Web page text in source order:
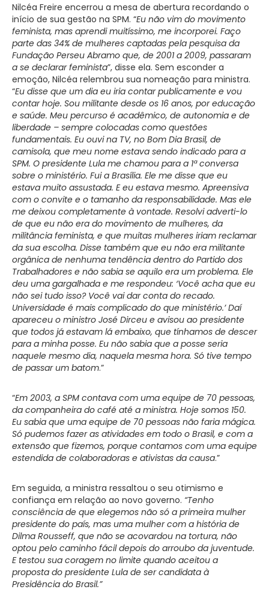
Nilcéa Freire encerrou a mesa de abertura recordando o
início de sua gestão na SPM. “Eu não vim do movimento
feminista, mas aprendi muitíssimo, me incorporei. Faço
parte das 34% de mulheres captadas pela pesquisa da
Fundação Perseu Abramo que, de 2001 a 2009, passaram
a se declarar feminista”, disse ela. Sem esconder a
emoção, Nilcéa relembrou sua nomeação para ministra.
“Eu disse que um dia eu iria contar publicamente e vou
contar hoje. Sou militante desde os 16 anos, por educação
e saúde. Meu percurso é acadêmico, de autonomia e de
liberdade – sempre colocadas como questões
fundamentais. Eu ouvi na TV, no Bom Dia Brasil, de
camisola, que meu nome estava sendo indicado para a
SPM. O presidente Lula me chamou para a 1ª conversa
sobre o ministério. Fui a Brasília. Ele me disse que eu
estava muito assustada. E eu estava mesmo. Apreensiva
com o convite e o tamanho da responsabilidade. Mas ele
me deixou completamente à vontade. Resolvi adverti-lo
de que eu não era do movimento de mulheres, da
militância feminista, e que muitas mulheres iriam reclamar
da sua escolha. Disse também que eu não era militante
orgânica de nenhuma tendência dentro do Partido dos
Trabalhadores e não sabia se aquilo era um problema. Ele
deu uma gargalhada e me respondeu: ‘Você acha que eu
não sei tudo isso? Você vai dar conta do recado.
Universidade é mais complicado do que ministério.’ Daí
apareceu o ministro José Dirceu e avisou ao presidente
que todos já estavam lá embaixo, que tínhamos de descer
para a minha posse. Eu não sabia que a posse seria
naquele mesmo dia, naquela mesma hora. Só tive tempo
de passar um batom.”
“Em 2003, a SPM contava com uma equipe de 70 pessoas,
da companheira do café até a ministra. Hoje somos 150.
Eu sabia que uma equipe de 70 pessoas não faria mágica.
Só pudemos fazer as atividades em todo o Brasil, e com a
extensão que fizemos, porque contamos com uma equipe
estendida de colaboradoras e ativistas da causa.”
Em seguida, a ministra ressaltou o seu otimismo e
confiança em relação ao novo governo. “Tenho
consciência de que elegemos não só a primeira mulher
presidente do país, mas uma mulher com a história de
Dilma Rousseff, que não se acovardou na tortura, não
optou pelo caminho fácil depois do arroubo da juventude.
E testou sua coragem no limite quando aceitou a
proposta do presidente Lula de ser candidata à
Presidência do Brasil.”